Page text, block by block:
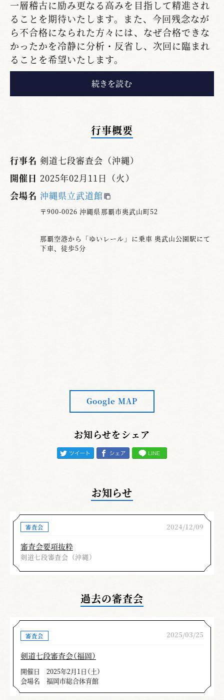
一層稽古に励み更なる高みを目指して精進され
ることを期待いたします。また、今回残念なが
ら不合格になられた方々には、なぜ合格できな
かったかを冷静に分析・反省し、次回に臨まれ
ることを希望いたします。
『剣道・称号段位審査実施要項』（段位審査
の方法）２、六段から八段までの実技審査は、
格・品位とあります。このことが受審者と審査
員の共通事項と共通理解であります。
このことから昇段審査は、審査員に自分の剣
道を評価してもらい、その段位に相応しいと審
査員が認めた時に合格することができます。そ
のためには昇段審査は修業年数や同じ技量を持
った同年代同士が立合います。限られた時間
装・礼法・間合・攻め・機会等を総合的に評価
されるものです。着装・礼法については、近年
らしい一本。無理・無駄・無法・三無の剣道、
理に適った、捨て身の打ちが大切です。勝負の
であること、日頃の稽古において基本稽古を大
事に修錬し、剣道理念に基づき、高い水準の剣
令和７年２月11日(祝)沖縄県立武道館におい
七段審査については沖縄県での実施は初めて
であり、合計128名が審査に臨んだ。１会場で
２会場で剣道形の審査を行った。結果、六段は
全員合格、七段は１名の不合格者が出たが次回
審査で頑張っていただきたい。形の審査で全体
行事概要
行事名 剣道七段審査会（沖縄）
開催日 2025年02月11日（火）
会場名 沖縄県立武道館
〒900-0026 沖縄県那覇市奥武山町52
那覇空港から「ゆいレール」に乗車 奥武山公園駅にて
下車、徒歩5分
Google MAP
お知らせをシェア
お知らせ
審査会 2024/12/09
審査会要項抜粋
剣道七段審査会（沖縄）
過去の審査会
審査会 2025/03/25
剣道七段審査会（福岡）
開催日
2025年2月1日（土）
会場名
福岡市総合体育館